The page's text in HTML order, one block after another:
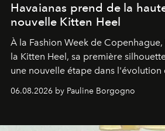
Havaianas prend de la
nouvelle Kitten Heel
À la Fashion Week de
la Kitten Heel, sa première
une nouvelle étape dans l'évolution
06.08.2026 by Pauline Borgogno